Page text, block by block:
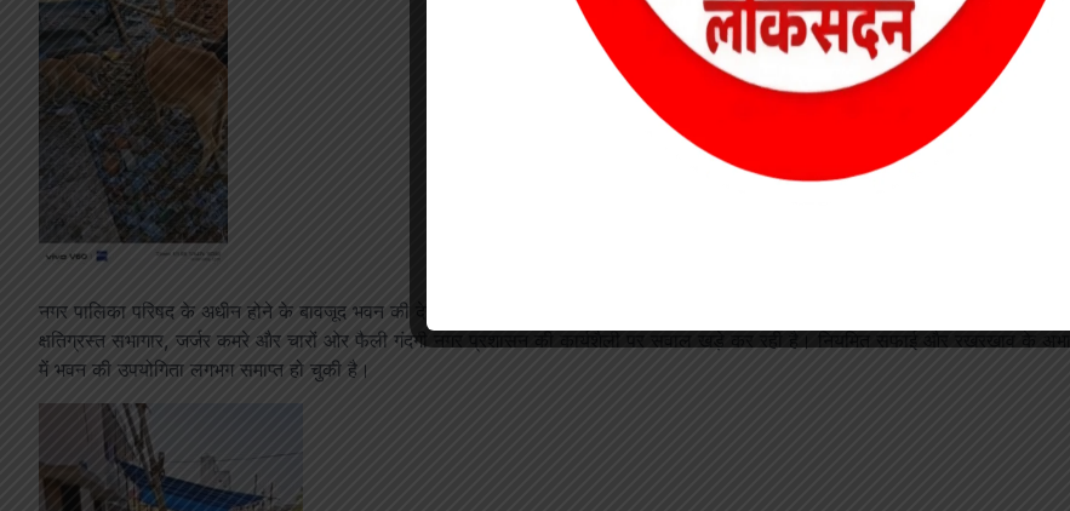
नगर पालिका परिषद के अधीन होने के बावजूद भवन की देखरेख पूरी तरह से उपेक्षित है। भीतर का नजारा और भी चिंताजनक है—टूटे हुए शौचालय,
क्षतिग्रस्त सभागार, जर्जर कमरे और चारों ओर फैली गंदगी नगर प्रशासन की कार्यशैली पर सवाल खड़े कर रही है। नियमित सफाई और रखरखाव के अभाव
में भवन की उपयोगिता लगभग समाप्त हो चुकी है।